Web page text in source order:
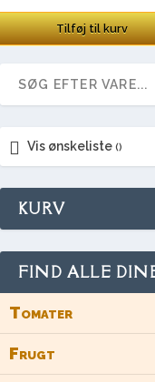
Tilføj til kurv
Vis ønskeliste
KURV
FIND ALLE
Tomater
Frugt